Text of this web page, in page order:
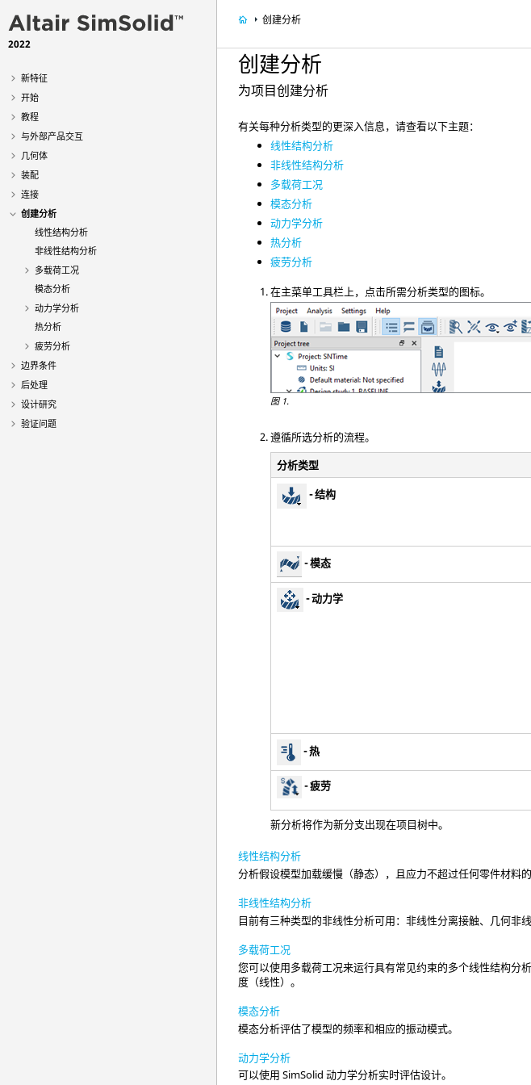
2022
新特征
开始
教程
与外部产品交互
几何体
装配
连接
创建分析
线性结构分析
非线性结构分析
多载荷工况
模态分析
动力学分析
热分析
疲劳分析
边界条件
后处理
设计研究
验证问题
创建分析
创建分析
为项目创建分析
有关每种分析类型的更深入信息，请查看以下主题：
线性结构分析
非线性结构分析
多载荷工况
模态分析
动力学分析
热分析
疲劳分析
在主菜单工具栏上，点击所需分析类型的图标。
图 1.
遵循所选分析的流程。
分析类型
- 结构
- 模态
- 动力学
- 热
- 疲劳
新分析将作为新分支出现在项目树中。
线性结构分析
分析假设模型加载缓慢（静态），且应力不超过任何零件材料
非线性结构分析
目前有三种类型的非线性分析可用：非线性分离接触、几何非
多载荷工况
您可以使用多载荷工况来运行具有常见约束的多个线性结构分
度（线性）。
模态分析
模态分析评估了模型的频率和相应的振动模式。
动力学分析
可以使用SimSolid 动力学分析实时评估设计。